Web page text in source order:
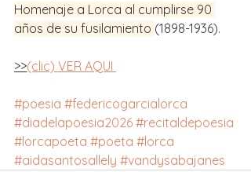
Homenaje a Lorca al cumplirse 90
años de su fusilamiento (1898-1936).
>>(clic) VER AQUI
#poesia #federicogarcialorca
#diadelapoesia2026 #recitaldepoesia
#lorcapoeta #poeta #lorca
#aidasantosallely #vandysabajanes